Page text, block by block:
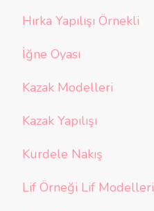
Hırka Yapılışı Örnekli
İğne Oyası
Kazak Modelleri
Kazak Yapılışı
Kurdele Nakış
Lif Örneği Lif Modelleri